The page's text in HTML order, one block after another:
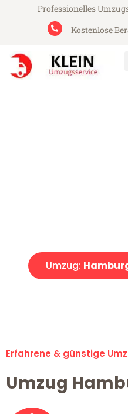
Professionelles
Kostenlose
Umzug:
Erfahrene & günstige
Umzug